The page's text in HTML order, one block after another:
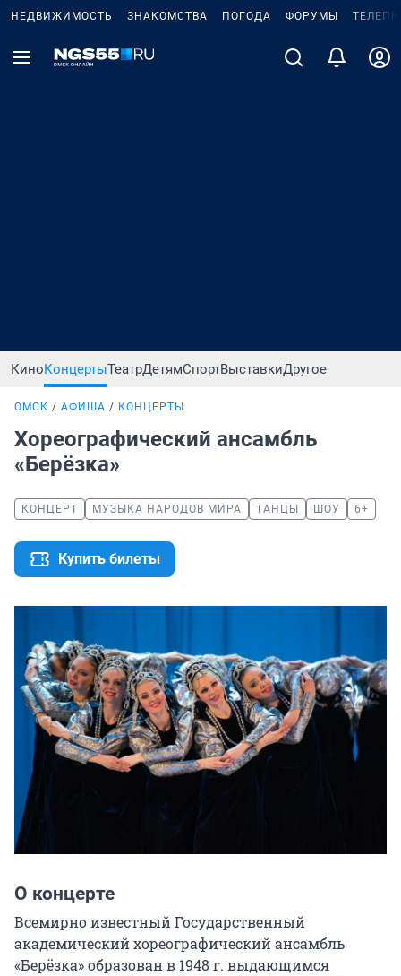
НЕДВИЖИМОСТЬ ЗНАКОМСТВА ПОГОДА ФОРУМЫ
КиноКонцертыТеатрДетямСпортВыставкиДругое
ОМСК АФИША КОНЦЕРТЫ
Хореографический ансамбль
«Берёзка»
КОНЦЕРТ МУЗЫКА НАРОДОВ МИРА ТАНЦЫ ШОУ 6+
Купить билеты
О концерте
Всемирно известный Государственный
академический хореографический ансамбль
«Берёзка» образован в 1948 г. выдающимся